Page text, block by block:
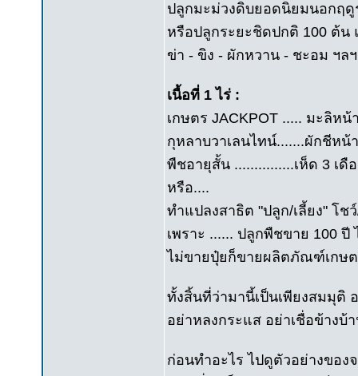
ปลูกมะม่วงดิบยอดนิยมนอกฤดู
หรือปลูกระยะชิดปกติ 100 ต้น
ข่า - ขิง - ผักหวาน - ชะอม ฯล
เนื้อที่ 1 ไร่ :
เกษตร JACKPOT ..... มะลิห
กุหลาบวาเลนไทน์.......ผักชีหน้
พืชอายุสั้น ...............เห็ด 3 เ
หรือ....
ทำแปลงสาธิต "ปลูก/เลี้ยง" โ
เพราะ ...... ปลูกพืชขาย 100 ปี
ไม่ขายปุ๋ยก็ขายผลิตภัณฑ์เกษ
ทั้งสิ้นที่ว่ามานี้เป็นเพียงสมมุติ
อย่าหลงกระแส อย่าเชื่อข้างบ้
ก่อนทำอะไร ไปดูตัวอย่างของ